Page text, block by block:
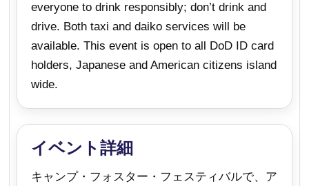
everyone to drink responsibly; don’t drink and
drive. Both taxi and daiko services will be
available. This event is open to all DoD ID card
holders, Japanese and American citizens island
wide.
イベント詳細
キャンプ・フォスター・フェスティバルで、ア